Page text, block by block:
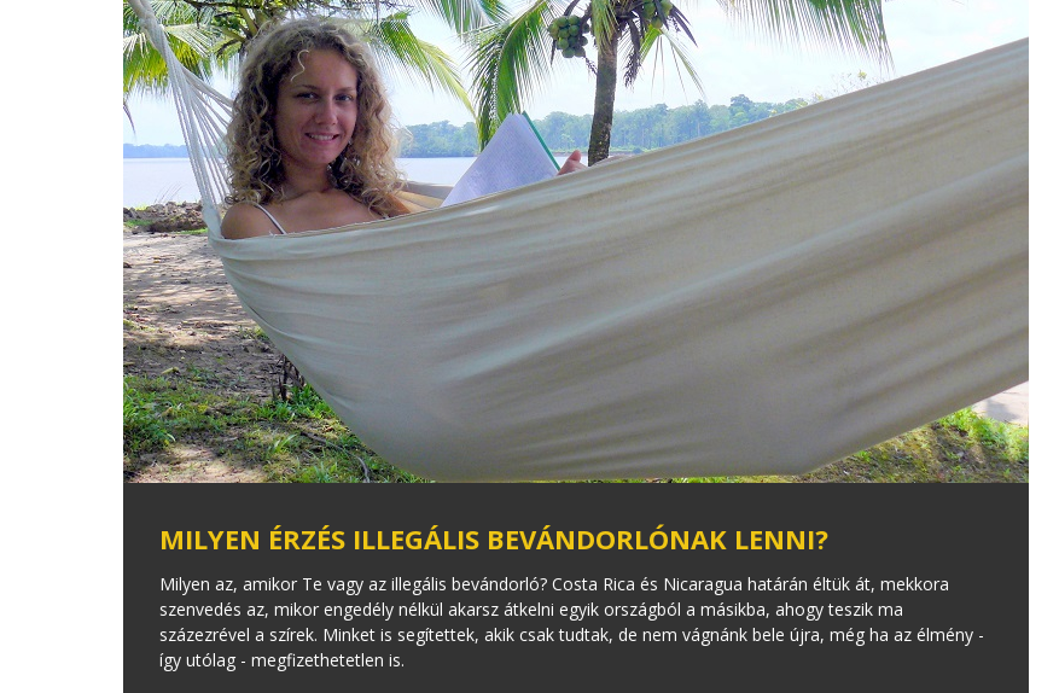
MILYEN ÉRZÉS ILLEGÁLIS BEVÁNDORLÓNAK LENNI?
Milyen az, amikor Te vagy az illegális bevándorló? Costa Rica és Nicaragua határán éltük át, mekkora
szenvedés az, mikor engedély nélkül akarsz átkelni egyik országból a másikba, ahogy teszik ma
százezrével a szírek. Minket is segítettek, akik csak tudtak, de nem vágnánk bele újra, még ha az élmény -
így utólag - megfizethetetlen is.